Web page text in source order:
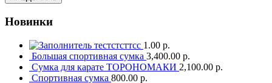
Новинки
тестстсттсс 1.00 р.
Большая спортивная сумка 3,400.00 р.
Сумка для карате ТОРОНОМАКИ 2,100.00 р.
Спортивная сумка 800.00 р.